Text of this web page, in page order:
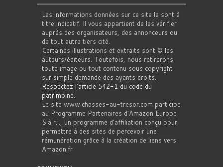
Les informations données sur ce site le sont à
titre indicatif. Il vous appartient de les vérifier
auprès des organisateurs, des annonceurs ou
de tout autre tiers cité.
Certaines illustrations et extraits sont © les
auteurs/éditeurs. Toutefois, nous retirerons
toute image ou tout contenu sous copyright
sur simple demande des ayants droits.
Respectez l'article 542-1 du code du
patrimoine
Le site www.chasses-au-tresor.com participe
au Programme Partenaires d’Amazon Europe
S.à r.l., un programme d’affiliation conçu pour
permettre à des sites de percevoir une
rémunération grâce à la création de liens vers
Amazon.fr